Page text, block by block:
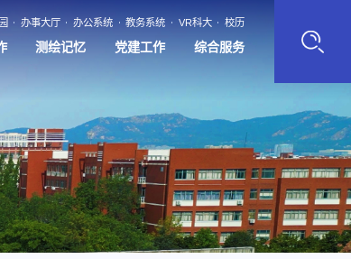
办事大厅 办公系统 教务系统 VR科大 校历
测绘记忆 党建工作 综合服务